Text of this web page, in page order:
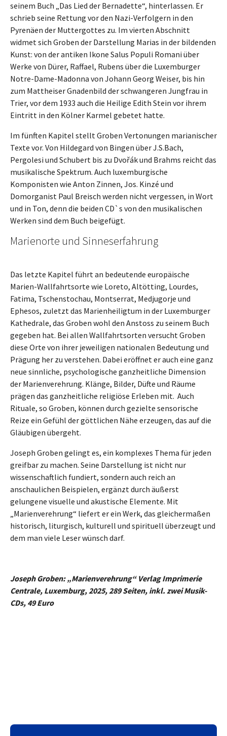
seinem Buch „Das Lied der Bernadette“, hinterlassen. Er
schrieb seine Rettung vor den Nazi-Verfolgern in den
Pyrenäen der Muttergottes zu. Im vierten Abschnitt
widmet sich Groben der Darstellung Marias in der bildenden
Kunst: von der antiken Ikone Salus Populi Romani über
Werke von Dürer, Raffael, Rubens über die Luxemburger
Notre-Dame-Madonna von Johann Georg Weiser, bis hin
zum Mattheiser Gnadenbild der schwangeren Jungfrau in
Trier, vor dem 1933 auch die Heilige Edith Stein vor ihrem
Eintritt in den Kölner Karmel gebetet hatte.
Im fünften Kapitel stellt Groben Vertonungen marianischer
Texte vor. Von Hildegard von Bingen über J.S.Bach,
Pergolesi und Schubert bis zu Dvořák und Brahms reicht das
musikalische Spektrum. Auch luxemburgische
Komponisten wie Anton Zinnen, Jos. Kinzé und
Domorganist Paul Breisch werden nicht vergessen, in Wort
und in Ton, denn die beiden CD`s von den musikalischen
Werken sind dem Buch beigefügt.
Marienorte und Sinneserfahrung
Das letzte Kapitel führt an bedeutende europäische
Marien-Wallfahrtsorte wie Loreto, Altötting, Lourdes,
Fatima, Tschenstochau, Montserrat, Medjugorje und
Ephesos, zuletzt das Marienheiligtum in der Luxemburger
Kathedrale, das Groben wohl den Anstoss zu seinem Buch
gegeben hat. Bei allen Wallfahrtsorten versucht Groben
diese Orte von ihrer jeweiligen nationalen Bedeutung und
Prägung her zu verstehen. Dabei eröffnet er auch eine ganz
neue sinnliche, psychologische ganzheitliche Dimension
der Marienverehrung. Klänge, Bilder, Düfte und Räume
prägen das ganzheitliche religiöse Erleben mit. Auch
Rituale, so Groben, können durch gezielte sensorische
Reize ein Gefühl der göttlichen Nähe erzeugen, das auf die
Gläubigen übergeht.
Joseph Groben gelingt es, ein komplexes Thema für jeden
greifbar zu machen. Seine Darstellung ist nicht nur
wissenschaftlich fundiert, sondern auch reich an
anschaulichen Beispielen, ergänzt durch äußerst
gelungene visuelle und akustische Elemente. Mit
„Marienverehrung“ liefert er ein Werk, das gleichermaßen
historisch, liturgisch, kulturell und spirituell überzeugt und
dem man viele Leser wünsch darf.
Joseph Groben: „Marienverehrung“ Verlag Imprimerie
Centrale, Luxemburg, 2025, 289 Seiten, inkl. zwei Musik-
CDs, 49 Euro